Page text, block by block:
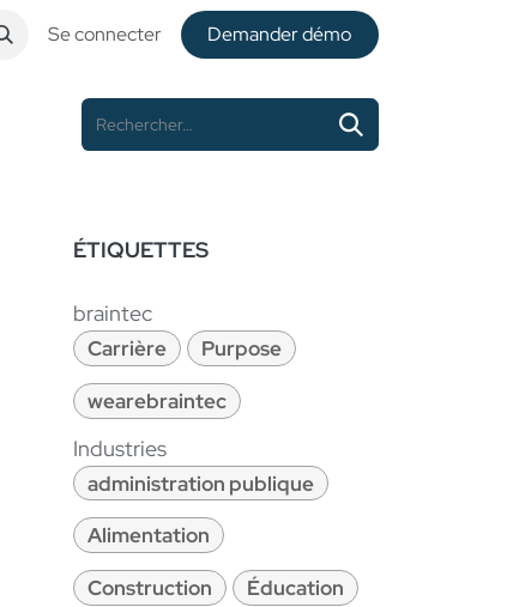
Se connecter De​​mander démo
ÉTIQUETTES
braintec
Carrière
Purpose
wearebraintec
Industries
administration publique
Alimentation
Construction
Éducation